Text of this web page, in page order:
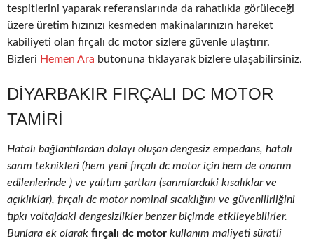
tespitlerini yaparak referanslarında da rahatlıkla görüleceği
üzere üretim hızınızı kesmeden makinalarınızın hareket
kabiliyeti olan fırçalı dc motor sizlere güvenle ulaştırır.
Bizleri Hemen Ara butonuna tıklayarak bizlere ulaşabilirsiniz.
DIYARBAKIR FIRÇALI DC MOTOR
TAMIRI
Hatalı bağlantılardan dolayı oluşan dengesiz empedans, hatalı
sarım teknikleri (hem yeni fırçalı dc motor için hem de onarım
edilenlerinde ) ve yalıtım şartları (sarımlardaki kısalıklar ve
açıklıklar), fırçalı dc motor nominal sıcaklığını ve güvenilirliğini
tıpkı voltajdaki dengesizlikler benzer biçimde etkileyebilirler.
Bunlara ek olarak fırçalı dc motor kullanım maliyeti süratli